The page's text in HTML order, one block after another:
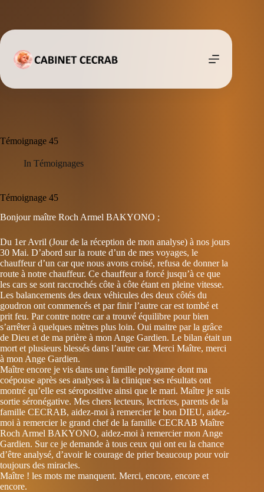
Témoignage 45
In Témoignages
Témoignage 45
Bonjour maître Roch Armel BAKYONO ;
Du 1er Avril (Jour de la réception de mon analyse) à nos jours
30 Mai. D’abord sur la route d’un de mes voyages, le
chauffeur d’un car que nous avons croisé, refusa de donner la
route à notre chauffeur. Ce chauffeur a forcé jusqu’à ce que
les cars se sont raccrochés côte à côte étant en pleine vitesse.
Les balancements des deux véhicules des deux côtés du
goudron ont commencés et par finir l’autre car est tombé et
prit feu. Par contre notre car a trouvé équilibre pour bien
s’arrêter à quelques mètres plus loin. Oui maitre par la grâce
de Dieu et de ma prière à mon Ange Gardien. Le bilan était un
mort et plusieurs blessés dans l’autre car. Merci Maître, merci
à mon Ange Gardien.
Maître encore je vis dans une famille polygame dont ma
coépouse après ses analyses à la clinique ses résultats ont
montré qu’elle est séropositive ainsi que le mari. Maître je suis
sortie séronégative. Mes chers lecteurs, lectrices, parents de la
famille CECRAB, aidez-moi à remercier le bon DIEU, aidez-
moi à remercier le grand chef de la famille CECRAB Maître
Roch Armel BAKYONO, aidez-moi à remercier mon Ange
Gardien. Sur ce je demande à tous ceux qui ont eu la chance
d’être analysé, d’avoir le courage de prier beaucoup pour voir
toujours des miracles.
Maître ! les mots me manquent. Merci, encore, encore et
encore.